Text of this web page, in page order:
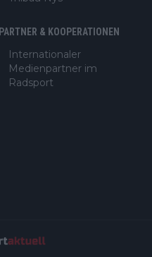
PARTNER & KOOPERATIONEN
Internationaler
Medienpartner im
Radsport